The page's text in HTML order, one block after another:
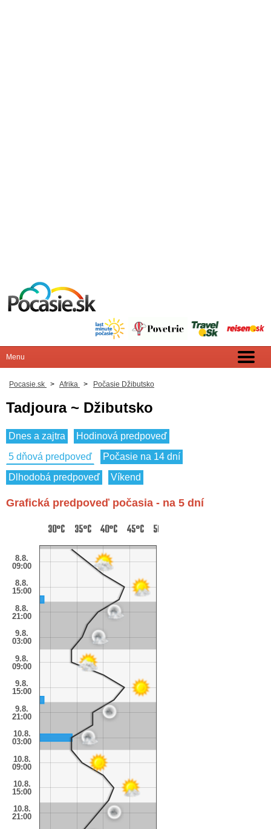
Pocasie.sk > Afrika > Počasie Džibutsko
Tadjoura ~ Džibutsko
Dnes a zajtra
Hodinová predpoveď
5 dňová predpoveď
Počasie na 14 dní
Dlhodobá predpoveď
Víkend
Grafická predpoveď počasia - na 5 dní
8.8.
09:00
8.8.
15:00
8.8.
21:00
9.8.
03:00
9.8.
09:00
9.8.
15:00
9.8.
21:00
10.8.
03:00
10.8.
09:00
10.8.
15:00
10.8.
21:00
30°C 35°C 40°C 45°C 50°C